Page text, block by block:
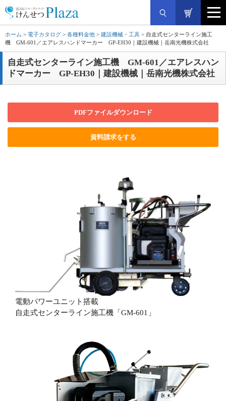
ホーム > 電子カタログ > 各種料金他 > 建設機械・工具 > 自走式センターライン施工
機 GM-601／エアレスハンドマーカー GP-EH30｜建設機械｜岳南光機株式会社
自走式センターライン施工機 GM-601／エアレスハン
ドマーカー GP-EH30｜建設機械｜岳南光機株式会社
PDFファイルダウンロード
資料請求をする
電動パワーユニット搭載
自走式センターライン施工機「GM-601」